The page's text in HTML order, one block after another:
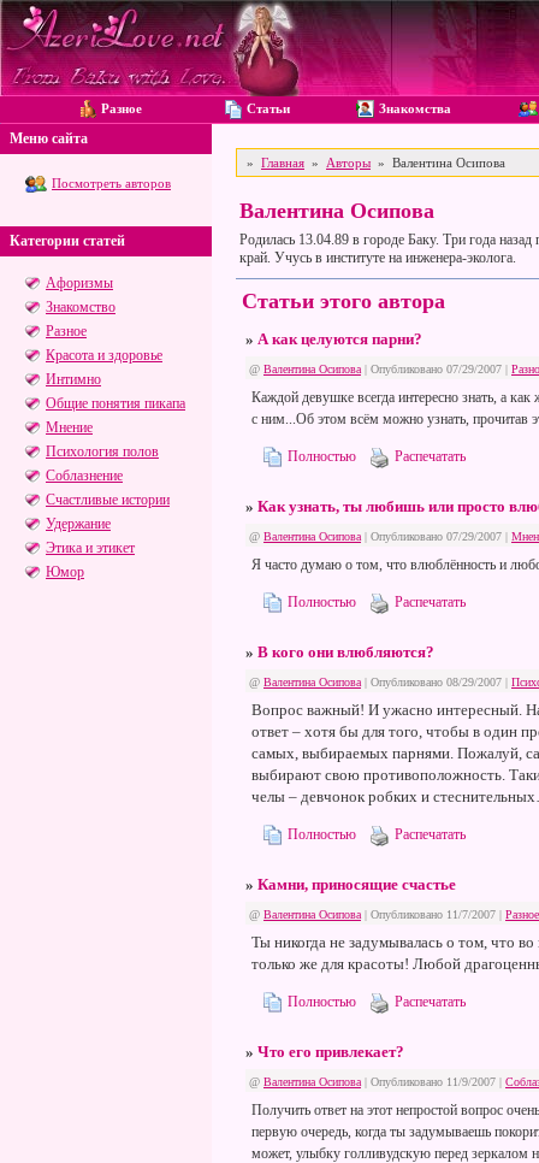
Разное Статьи Знакомства
Меню сайта
Посмотреть авторов
Категории статей
Афоризмы
Знакомство
Разное
Красота и здоровье
Интимно
Общие понятия пикапа
Мнение
Психология полов
Соблазнение
Счастливые истории
Удержание
Этика и этикет
Юмор
» Главная » Авторы » Валентина Осипова
Валентина Осипова
Родилась 13.04.89 в городе Баку. Три года
край. Учусь в институте на инженера-эколога.
Статьи этого автора
» А как целуются парни?
@ Валентина Осипова | Опубликовано 07/29/2007 |
Каждой девушке всегда интересно знать, а
с ним...Об этом всём можно узнать, прочитав
Полностью Распечатать
» Как узнать, ты любишь или просто
@ Валентина Осипова | Опубликовано 07/29/2007 |
Я часто думаю о том, что влюблённость и
Полностью Распечатать
» В кого они влюбляются?
@ Валентина Осипова | Опубликовано 08/29/2007 |
Вопрос важный! И ужасно интересный.
ответ – хотя бы для того, чтобы в один
самых, выбираемых парнями. Пожалуй,
выбирают свою противоположность.
челы – девчонок робких и
Полностью Распечатать
» Камни, приносящие счастье
@ Валентина Осипова | Опубликовано 11/7/2007 | Разное
Ты никогда не задумывалась о том, что
только же для красоты! Любой
Полностью Распечатать
» Что его привлекает?
@ Валентина Осипова | Опубликовано 11/9/2007 |
Получить ответ на этот непростой вопрос
первую очередь, когда ты задумываешь
может, улыбку голливудскую перед зеркалом